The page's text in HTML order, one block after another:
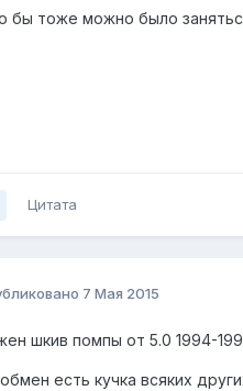
бы тоже можно было
Цитата
7 Мая 2015
шкив помпы от 5.0 1994-
есть кучка всяких